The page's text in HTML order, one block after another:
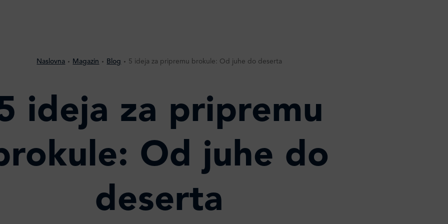
Naslovna Magazin Blog 5 ideja za pripremu brokule: Od juhe do deserta
ideja za pripremu
Od juhe do
deserta